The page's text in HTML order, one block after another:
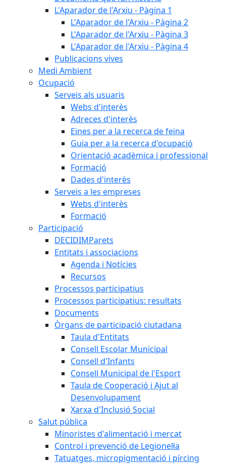
L'Aparador de l'Arxiu - Pàgina 1
L'Aparador de l'Arxiu - Pàgina 2
L'Aparador de l'Arxiu - Pàgina 3
L'Aparador de l'Arxiu - Pàgina 4
Publicacions vives
Medi Ambient
Ocupació
Serveis als usuaris
Webs d'interès
Adreces d'interès
Eines per a la recerca de feina
Guia per a la recerca d'ocupació
Orientació acadèmica i professional
Formació
Dades d'interès
Serveis a les empreses
Webs d'interès
Formació
Participació
DECIDIMParets
Entitats i associacions
Agenda i Notícies
Recursos
Processos participatius
Processos participatius: resultats
Documents
Òrgans de participació ciutadana
Taula d'Entitats
Consell Escolar Municipal
Consell d'Infants
Consell Municipal de l'Esport
Taula de Cooperació i Ajut al
Desenvolupament
Xarxa d'Inclusió Social
Salut pública
Minoristes d'alimentació i mercat
Control i prevenció de Legionel·la
Tatuatges, micropigmentació i pírcing